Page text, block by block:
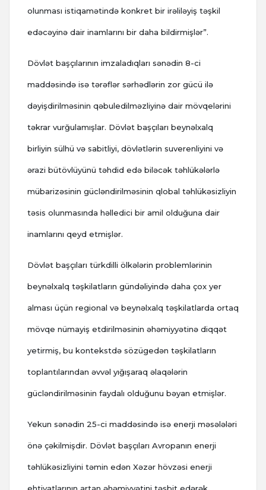
olunması istiqamətində konkret bir irəliləyiş təşkil
edəcəyinə dair inamlarını bir daha bildirmişlər”.
Dövlət başçılarının imzaladıqları sənədin 8-ci
maddəsində isə tərəflər sərhədlərin zor gücü ilə
dəyişdirilməsinin qəbuledilməzliyinə dair mövqelərini
təkrar vurğulamışlar. Dövlət başçıları beynəlxalq
birliyin sülhü və sabitliyi, dövlətlərin suverenliyini və
ərazi bütövlüyünü təhdid edə biləcək təhlükələrlə
mübarizəsinin gücləndirilməsinin qlobal təhlükəsizliyin
təsis olunmasında həlledici bir amil olduğuna dair
inamlarını qeyd etmişlər.
Dövlət başçıları türkdilli ölkələrin problemlərinin
beynəlxalq təşkilatların gündəliyində daha çox yer
alması üçün regional və beynəlxalq təşkilatlarda ortaq
mövqe nümayiş etdirilməsinin əhəmiyyətinə diqqət
yetirmiş, bu kontekstdə sözügedən təşkilatların
toplantılarından əvvəl yığışaraq əlaqələrin
gücləndirilməsinin faydalı olduğunu bəyan etmişlər.
Yekun sənədin 25-ci maddəsində isə enerji məsələləri
önə çəkilmişdir. Dövlət başçıları Avropanın enerji
təhlükəsizliyini təmin edən Xəzər hövzəsi enerji